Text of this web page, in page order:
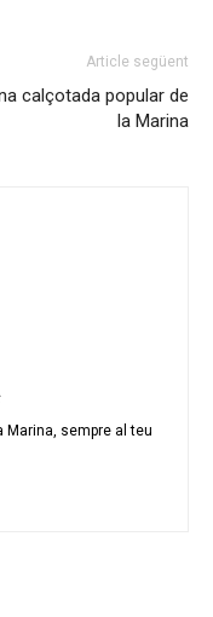
Article següent
calçotada popular de
la Marina
sempre al teu